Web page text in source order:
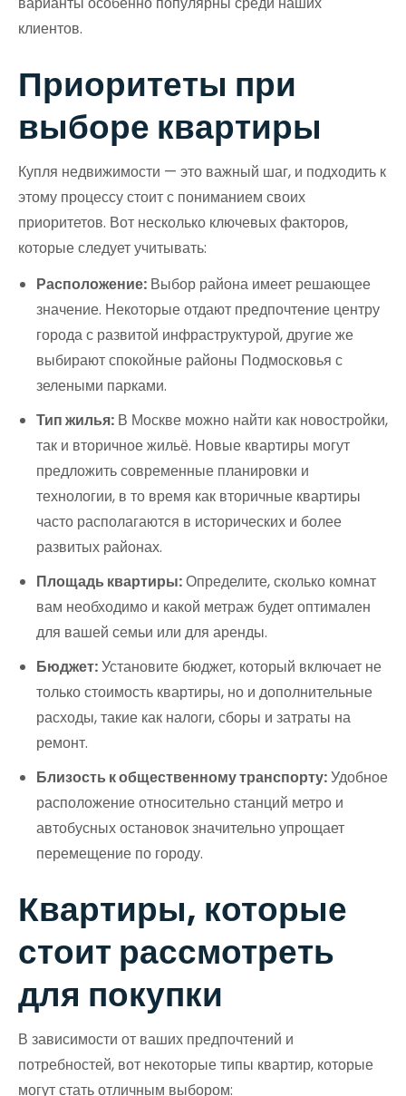
клиентов.
Приоритеты при
выборе квартиры
Купля недвижимости — это важный шаг, и подходить к
этому процессу стоит с пониманием своих
приоритетов. Вот несколько ключевых факторов,
которые следует учитывать:
Расположение: Выбор района имеет решающее
значение. Некоторые отдают предпочтение центру
города с развитой инфраструктурой, другие же
выбирают спокойные районы Подмосковья с
зелеными парками.
Тип жилья: В Москве можно найти как новостройки,
так и вторичное жильё. Новые квартиры могут
предложить современные планировки и
технологии, в то время как вторичные квартиры
часто располагаются в исторических и более
развитых районах.
Площадь квартиры:Определите, сколько комнат
вам необходимо и какой метраж будет оптимален
для вашей семьи или для аренды.
Бюджет:Установите бюджет, который включает не
только стоимость квартиры, но и дополнительные
расходы, такие как налоги, сборы и затраты на
ремонт.
Близость к общественному транспорту:Удобное
расположение относительно станций метро и
автобусных остановок значительно упрощает
перемещение по городу.
Квартиры, которые
стоит рассмотреть
для покупки
В зависимости от ваших предпочтений и
потребностей, вот некоторые типы квартир, которые
могут стать отличным выбором: